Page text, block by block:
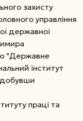
захисту
управління
державної
"Державне
інститут
праці та